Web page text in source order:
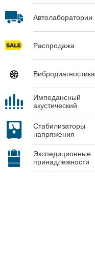
Автолаборатории
Распродажа
Вибродиагностика
Импедансный
акустический
Стабилизаторы
напряжения
Экспедиционные
принадлежности